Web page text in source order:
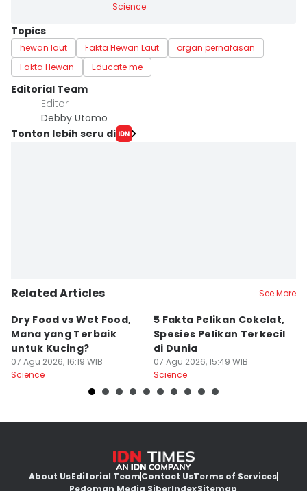
Science
Topics
hewan laut Fakta Hewan Laut
organ pernafasan
Fakta Hewan
Educate me
Editorial Team
Editor
Debby Utomo
Tonton lebih seru di
Related Articles See More
Dry Food vs Wet Food,
Mana yang Terbaik
untuk Kucing?
07 Agu 2026, 16:19 WIB
Science
5 Fakta Pelikan Cokelat,
Spesies Pelikan Terkecil
di Dunia
07 Agu 2026, 15:49 WIB
Science
About UsEditorial TeamContact UsTerms of Services
Pedoman Media SiberIndexSitemap